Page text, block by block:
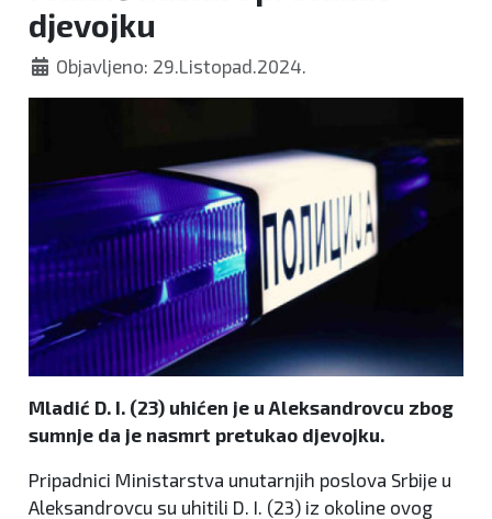
Crna
kronika
Zanimljivosti
djevojku
Objavljeno: 29.Listopad.2024.
Mladić D. I. (23) uhićen je u Aleksandrovcu zbog
sumnje da je nasmrt pretukao djevojku.
Pripadnici Ministarstva unutarnjih poslova Srbije u
Aleksandrovcu su uhitili D. I. (23) iz okoline ovog